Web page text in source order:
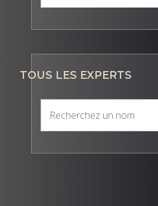
TOUS LES EXPERTS